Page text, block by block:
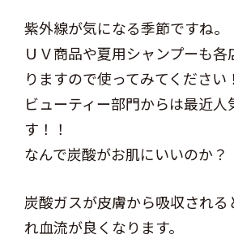
紫外線が気になる季節ですね。
ＵＶ商品や夏用シャンプーも各
りますので使ってみてください！
ビューティー部門からは最近
す！！
なんで炭酸がお肌にいいのか？
炭酸ガスが皮膚から吸収される
れ血流が良くなります。